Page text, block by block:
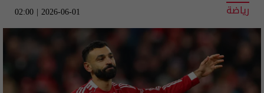
رياضة 2026-06-01 | 02:00